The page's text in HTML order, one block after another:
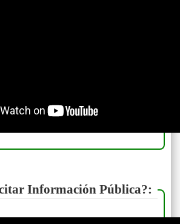
Información Pública?: